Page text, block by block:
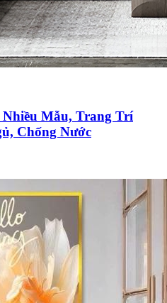
Mẫu, Trang Trí
Chống Nước